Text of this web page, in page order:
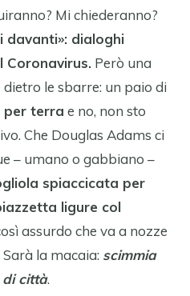
Mi chiederanno?
davanti»: dialoghi
Coronavirus. Però una
le sbarre: un paio di
per terra e no, non sto
Che Douglas Adams ci
– umano o gabbiano –
spiaccicata per
ligure col
assurdo che va a nozze
la macaia: scimmia
di città.